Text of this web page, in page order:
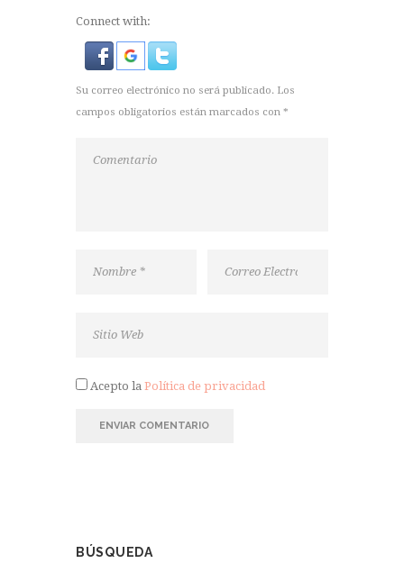
Connect with:
Su correo electrónico no será publicado. Los
campos obligatorios están marcados con *
Acepto la Política de privacidad
BÚSQUEDA